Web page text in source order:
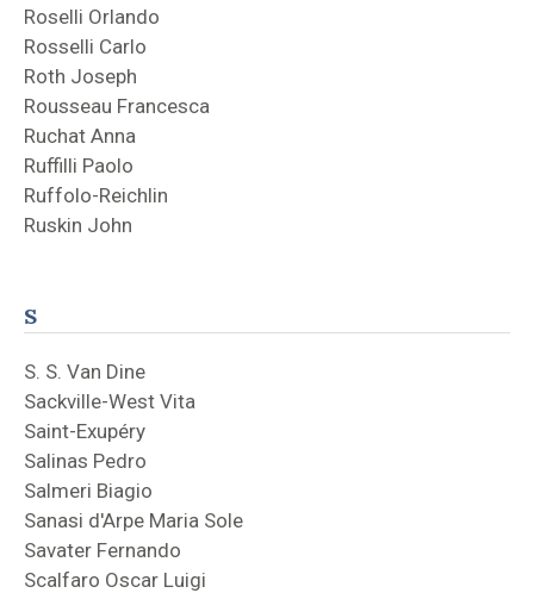
Roselli Orlando
Rosselli Carlo
Roth Joseph
Rousseau Francesca
Ruchat Anna
Ruffilli Paolo
Ruffolo-Reichlin
Ruskin John
S
S. S. Van Dine
Sackville-West Vita
Saint-Exupéry
Salinas Pedro
Salmeri Biagio
Sanasi d'Arpe Maria Sole
Savater Fernando
Scalfaro Oscar Luigi